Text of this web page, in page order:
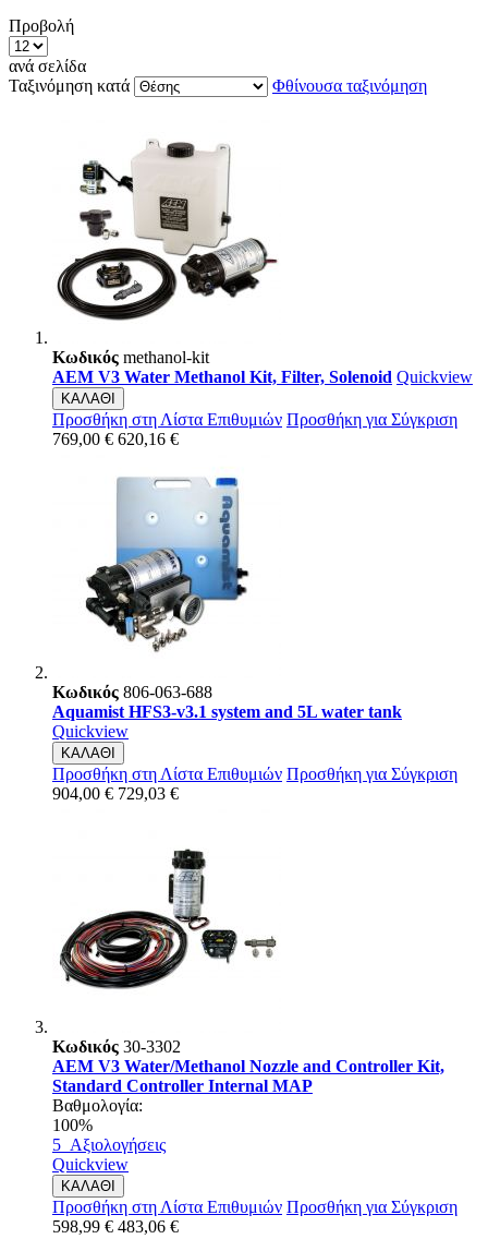
Προβολή
ανά σελίδα
Ταξινόμηση κατά
Φθίνουσα ταξινόμηση
Κωδικός methanol-kit
AEM V3 Water Methanol Kit, Filter, Solenoid Quickview
ΚΑΛΑΘΙ
Προσθήκη στη Λίστα Επιθυμιών Προσθήκη για Σύγκριση
769,00 € 620,16 €
Κωδικός 806-063-688
Aquamist HFS3-v3.1 system and 5L water tank
Quickview
ΚΑΛΑΘΙ
Προσθήκη στη Λίστα Επιθυμιών Προσθήκη για Σύγκριση
904,00 € 729,03 €
Κωδικός 30-3302
AEM V3 Water/Methanol Nozzle and Controller Kit,
Standard Controller Internal MAP
Βαθμολογία:
100%
5 Αξιολογήσεις
Quickview
ΚΑΛΑΘΙ
Προσθήκη στη Λίστα Επιθυμιών Προσθήκη για Σύγκριση
598,99 € 483,06 €